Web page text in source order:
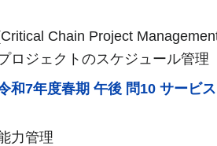
Chain Project
ロジェクトのスケジュール管理
和7年度春期 午後 問10 サービ
力管理